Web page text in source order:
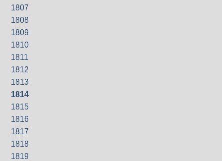
1807
1808
1809
1810
1811
1812
1813
1814
1815
1816
1817
1818
1819